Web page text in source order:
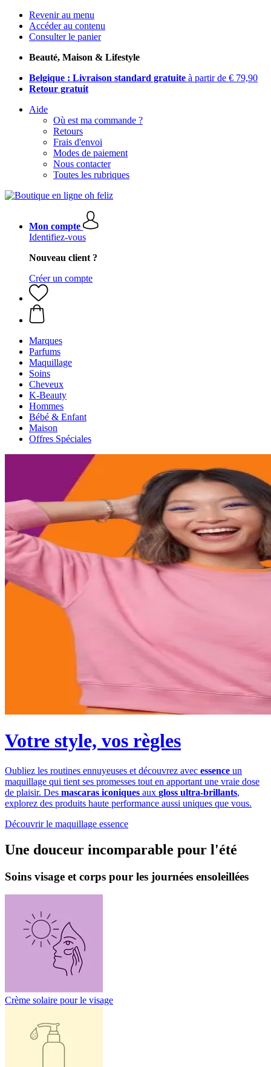
Revenir au menu
Accéder au contenu
Consulter le panier
Beauté, Maison & Lifestyle
Belgique : Livraison standard gratuite à partir de € 79,90
Retour gratuit
Aide
Où est ma commande ?
Retours
Frais d'envoi
Modes de paiement
Nous contacter
Toutes les rubriques
Mon compte
Identifiez-vous
Nouveau client ?
Créer un compte
Marques
Parfums
Maquillage
Soins
Cheveux
K-Beauty
Hommes
Bébé & Enfant
Maison
Offres Spéciales
Votre style, vos règles
Oubliez les routines ennuyeuses et découvrez avec essence un
maquillage qui tient ses promesses tout en apportant une vraie dose
de plaisir. Des mascaras iconiques aux gloss ultra-brillants,
explorez des produits haute performance aussi uniques que vous.
Découvrir le maquillage essence
Une douceur incomparable pour l'été
Soins visage et corps pour les journées ensoleillées
Crème solaire pour le visage